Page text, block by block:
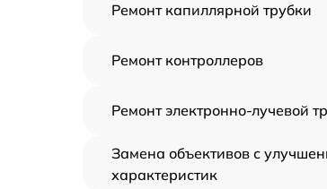
Ремонт капиллярной трубки
Ремонт контроллеров
Ремонт электронно-лучевой
Замена объективов с
характеристик